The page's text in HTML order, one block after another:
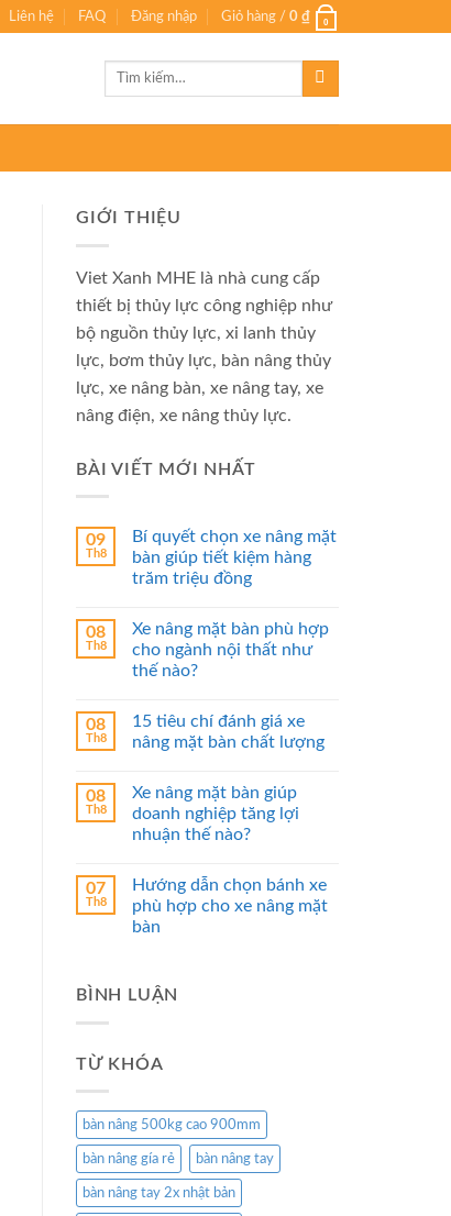
Liên hệ FAQ Đăng nhập Giỏ hàng / 0 ₫ 0
Tìm
GIỚI THIỆU
Viet Xanh MHE là nhà cung cấp
thiết bị thủy lực công nghiệp như
bộ nguồn thủy lực, xi lanh thủy
lực, bơm thủy lực, bàn nâng thủy
lực, xe nâng bàn, xe nâng tay, xe
nâng điện, xe nâng thủy lực.
BÀI VIẾT MỚI NHẤT
09
Th8
Bí quyết chọn xe nâng mặt
bàn giúp tiết kiệm hàng
trăm triệu đồng
08
Th8
Xe nâng mặt bàn phù hợp
cho ngành nội thất như
thế nào?
08
Th8
15 tiêu chí đánh giá xe
nâng mặt bàn chất lượng
08
Th8
Xe nâng mặt bàn giúp
doanh nghiệp tăng lợi
nhuận thế nào?
07
Th8
Hướng dẫn chọn bánh xe
phù hợp cho xe nâng mặt
bàn
BÌNH LUẬN
TỪ KHÓA
bàn nâng 500kg cao 900mm
bàn nâng gía rẻ bàn nâng tay
bàn nâng tay 2x nhật bản